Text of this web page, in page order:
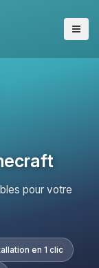
pour votre
en 1 clic